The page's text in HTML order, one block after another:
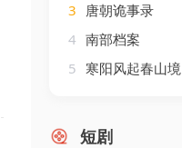
3 唐朝诡事录
4 南部档案
5 寒阳风起春山境
短剧